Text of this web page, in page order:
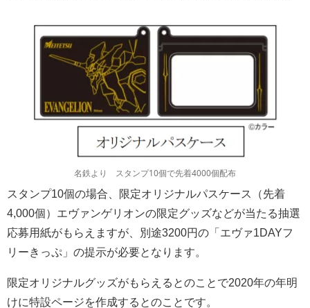
名鉄より スタンプ10個で先着4000個配布
スタンプ10個の場合、限定オリジナルパスケース（先着
4,000個）エヴァンゲリオンの限定グッズなどが当たる抽選
応募用紙がもらえますが、別途3200円の「エヴァ1DAYフ
リーきっぷ」の提示が必要となります。
限定オリジナルグッズがもらえるとのことで2020年の年明
けに特設ページを作成するとのことです。